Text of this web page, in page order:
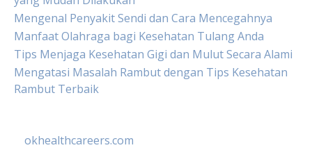
Mengenal Penyakit Sendi dan Cara Mencegahnya
Manfaat Olahraga bagi Kesehatan Tulang Anda
Tips Menjaga Kesehatan Gigi dan Mulut Secara Alami
Mengatasi Masalah Rambut dengan Tips Kesehatan
Rambut Terbaik
okhealthcareers.com